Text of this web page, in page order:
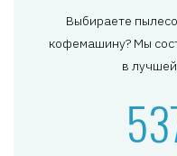
Выбираете
кофемашину? Мы
в